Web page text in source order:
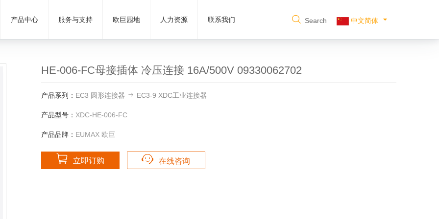
产品中心 服务与支持 欧巨园地 人力资源 联系我们 Search 中文简体
HE-006-FC母接插体 冷压连接 16A/500V 09330062702
产品系列： EC3 圆形连接器 EC3-9 XDC工业连接器
产品型号： XDC-HE-006-FC
产品品牌： EUMAX 欧巨
立即订购 在线咨询